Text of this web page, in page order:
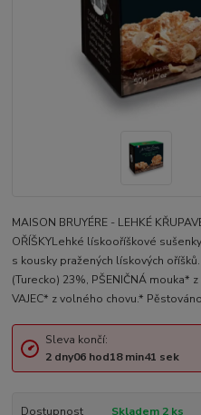
MAISON BRUYÉRE - LEHKÉ
OŘÍŠKYLehké lískooříškové
s kousky pražených lískových
(Turecko) 23%, PŠENIČNÁ mouka*
VAJEC* z volného chovu.*
Sleva končí:
2 dny06hod18min41 sek
Dostupnost
Skladem 2 ks